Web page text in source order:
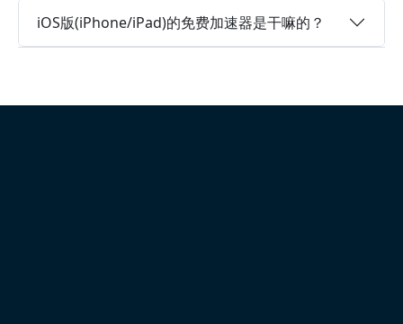
iOS版(iPhone/iPad)的免费加速器是干嘛的？